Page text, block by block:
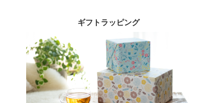
ギフトラッピング